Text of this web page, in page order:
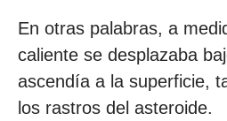
En otras palabras, a
caliente se desplazaba
ascendía a la superficie,
los rastros del asteroide.